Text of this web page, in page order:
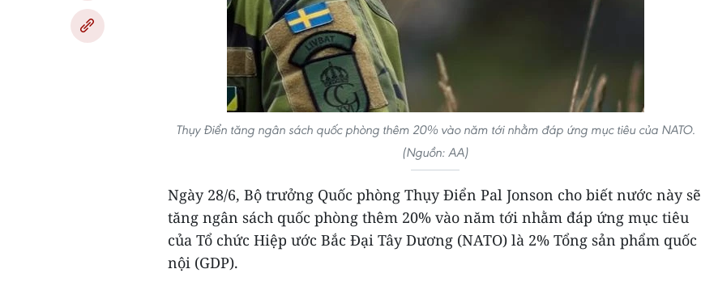
Thụy Điển tăng ngân sách quốc phòng thêm 20% vào năm tới nhằm đáp ứng mục tiêu của NATO.
(Nguồn: AA)
Ngày 28/6, Bộ trưởng Quốc phòng Thụy Điển Pal Jonson cho biết nước này sẽ
tăng ngân sách quốc phòng thêm 20% vào năm tới nhằm đáp ứng mục tiêu
của Tổ chức Hiệp ước Bắc Đại Tây Dương (NATO) là 2% Tổng sản phẩm quốc
nội (GDP).